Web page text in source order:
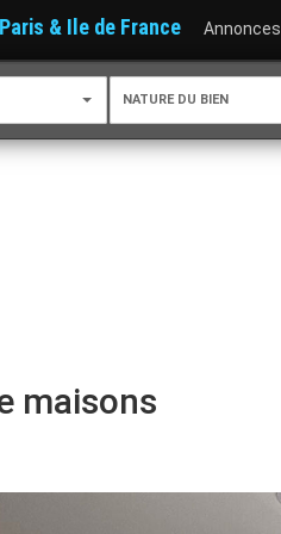
& Ile de France Annonces
NATURE DU BIEN
maisons